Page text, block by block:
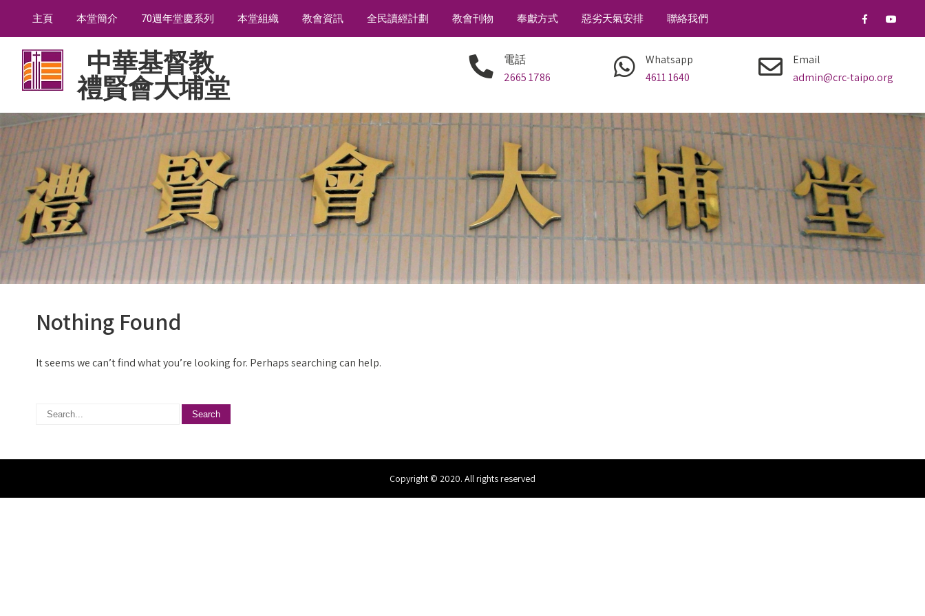
主頁 本堂簡介 70週年堂慶系列 本堂組織 教會資訊 全民讀經計劃 教會刊物 奉獻方式 惡劣天氣安排 聯絡我們
中華基督教
禮賢會大埔堂
電話
2665 1786
Whatsapp
4611 1640
Email
admin@crc-taipo.org
Nothing Found
It seems we can’t find what you’re looking for. Perhaps searching can help.
Copyright © 2020. All rights reserved